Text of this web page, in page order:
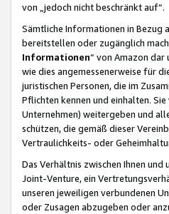
von „jedoch nicht beschränkt auf“.
Sämtliche Informationen in Bezug
bereitstellen oder zugänglich
Informationen“ von Amazon
wie dies angemessenerweise für
juristischen Personen, die im
Pflichten kennen und einhalten.
Unternehmen) weitergeben und
schützen, die gemäß dieser
Vertraulichkeits- oder
Das Verhältnis zwischen Ihnen
Joint-Venture, ein
unseren jeweiligen verbundenen
oder Zusagen abzugeben oder